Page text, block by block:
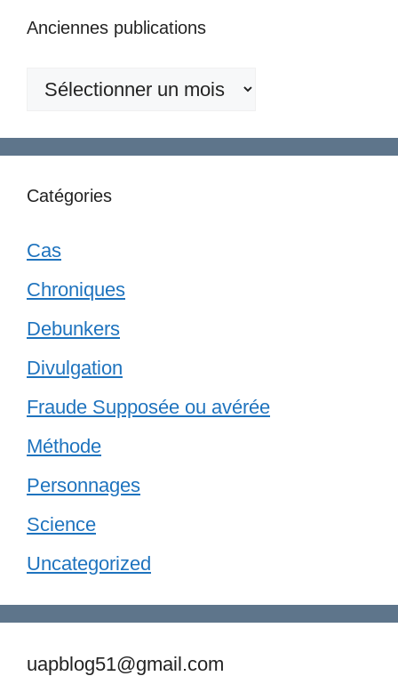
Anciennes publications
Anciennes
Catégories
Cas
Chroniques
Debunkers
Divulgation
Fraude Supposée ou avérée
Méthode
Personnages
Science
Uncategorized
uapblog51@gmail.com